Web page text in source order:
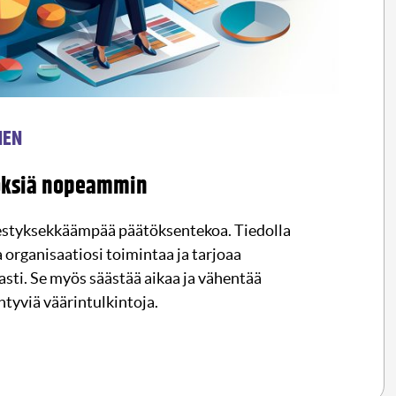
nopeammin
päätöksentekoa. Tiedolla
toimintaa ja tarjoaa
Se myös säästää aikaa ja vähentää
väärintulkintoja.